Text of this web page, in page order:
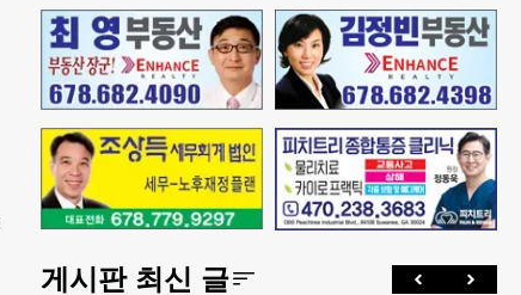
게시판 최신 글